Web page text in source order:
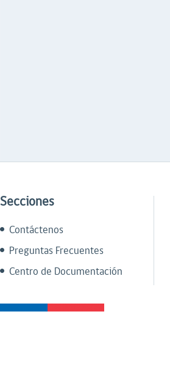
Secciones
Contáctenos
Preguntas Frecuentes
Centro de Documentación